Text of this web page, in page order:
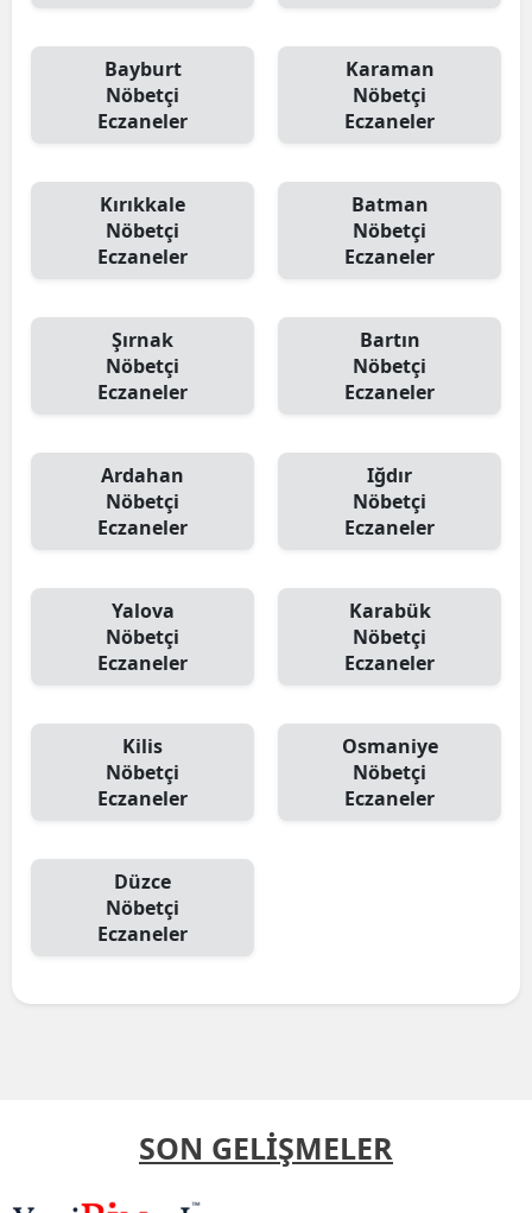
Bayburt
Nöbetçi
Eczaneler
Karaman
Nöbetçi
Eczaneler
Kırıkkale
Nöbetçi
Eczaneler
Batman
Nöbetçi
Eczaneler
Şırnak
Nöbetçi
Eczaneler
Bartın
Nöbetçi
Eczaneler
Ardahan
Nöbetçi
Eczaneler
Iğdır
Nöbetçi
Eczaneler
Yalova
Nöbetçi
Eczaneler
Karabük
Nöbetçi
Eczaneler
Kilis
Nöbetçi
Eczaneler
Osmaniye
Nöbetçi
Eczaneler
Düzce
Nöbetçi
Eczaneler
SON GELİŞMELER